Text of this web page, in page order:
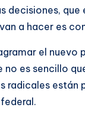
decisiones,
a hacer es
el nuevo
no es sencillo
radicales están